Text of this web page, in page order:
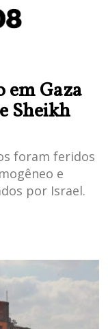
em Gaza
Sheikh
foram feridos
e
por Israel.